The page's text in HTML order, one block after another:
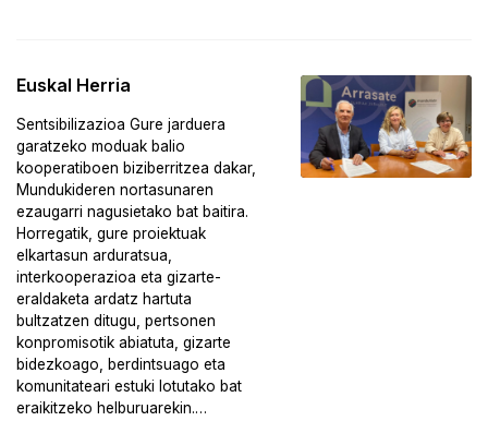
Euskal Herria
Sentsibilizazioa Gure jarduera
garatzeko moduak balio
kooperatiboen biziberritzea dakar,
Mundukideren nortasunaren
ezaugarri nagusietako bat baitira.
Horregatik, gure proiektuak
elkartasun arduratsua,
interkooperazioa eta gizarte-
eraldaketa ardatz hartuta
bultzatzen ditugu, pertsonen
konpromisotik abiatuta, gizarte
bidezkoago, berdintsuago eta
komunitateari estuki lotutako bat
eraikitzeko helburuarekin.…